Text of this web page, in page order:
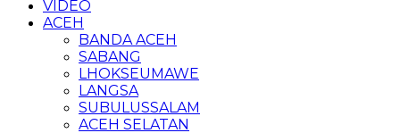
VIDEO
ACEH
BANDA ACEH
SABANG
LHOKSEUMAWE
LANGSA
SUBULUSSALAM
ACEH SELATAN